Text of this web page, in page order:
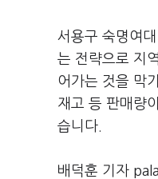
서용구 숙명여
는 전략으로 지
어가는 것을 막
재고 등 판매량
습니다
배덕훈 기자